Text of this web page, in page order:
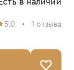
5.0 1 отзыва